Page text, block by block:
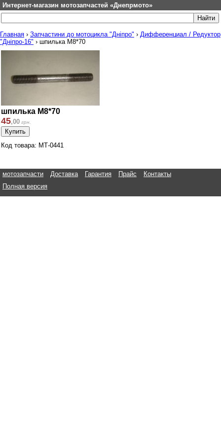
Интернет-магазин мотозапчастей «Днепрмото»
Главная › Запчастини до мотоцикла "Дніпро" › Дифференциал / Редуктор
"Дніпро-16" › шпилька М8*70
шпилька М8*70
45,00 грн.
Код товара: МТ-0441
мотозапчасти Доставка Гарантия Прайс
Контакты
Полная версия